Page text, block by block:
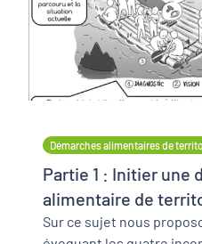
Démarches alimentaires de
Partie 1 : Initier une
alimentaire de
Sur ce sujet nous